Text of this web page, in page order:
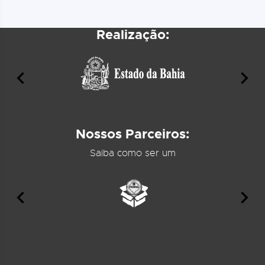
Realização:
Nossos Parceiros:
Saiba como ser um